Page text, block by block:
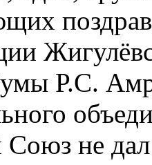
Р.С.
Союз не